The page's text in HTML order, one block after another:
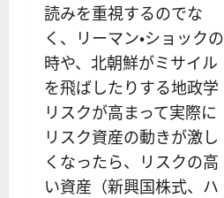
読みを重視するのでな
く、リーマン・ショックの
時や、北朝鮮がミサイル
を飛ばしたりする地政学
リスクが高まって実際に
リスク資産の動きが激し
くなったら、リスクの高
い資産（新興国株式、ハ